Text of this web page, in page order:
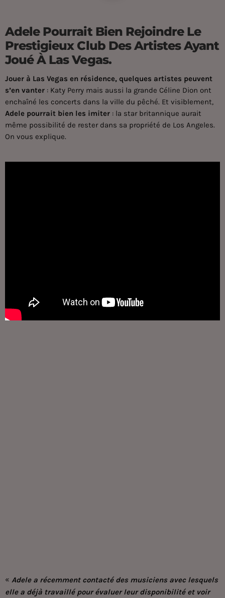
Adele Pourrait Bien Rejoindre Le
Prestigieux Club Des Artistes Ayant
Joué À Las Vegas.
Jouer à Las Vegas en résidence, quelques artistes peuvent
s’en vanter : Katy Perry mais aussi la grande Céline Dion ont
enchaîné les concerts dans la ville du pêché. Et visiblement,
Adele pourrait bien les imiter : la star britannique aurait
même possibilité de rester dans sa propriété de Los Angeles.
On vous explique.
« Adele a récemment contacté des musiciens avec lesquels
elle a déjà travaillé pour évaluer leur disponibilité et voir